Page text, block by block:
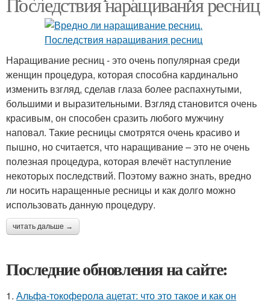
Наращивание ресниц - это очень популярная среди
женщин процедура, которая способна кардинально
изменить взгляд, сделав глаза более распахнутыми,
большими и выразительными. Взгляд становится очень
красивым, он способен сразить любого мужчину
наповал. Такие ресницы смотрятся очень красиво и
пышно, но считается, что наращивание – это не очень
полезная процедура, которая влечёт наступление
некоторых последствий. Поэтому важно знать, вредно
ли носить наращенные ресницы и как долго можно
использовать данную процедуру.
читать дальше →
Последние обновления на сайте:
1. Альфа-токоферола ацетат: что это такое и как он